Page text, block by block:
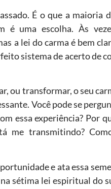
É o que a maioria
é uma escolha. Às
a lei do carma é bem
sistema de acerto de
ou transformar, o seu
Você pode se
essa experiência? Por
me transmitindo?
e ata essa
sétima lei espiritual do